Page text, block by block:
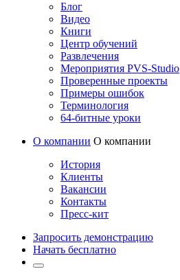
Блог
Видео
Книги
Центр обучений
Развлечения
Мероприятия PVS-Studio
Проверенные проекты
Примеры ошибок
Терминология
64-битные уроки
О компании О компании
История
Клиенты
Вакансии
Контакты
Пресс-кит
Запросить демонстрацию
Начать бесплатно